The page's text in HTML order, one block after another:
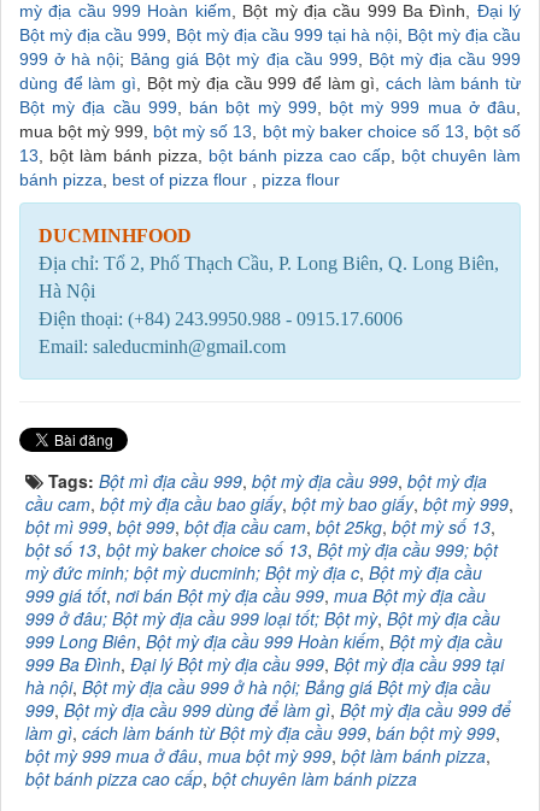
mỳ địa cầu 999 Hoàn kiếm , Bột mỳ địa cầu 999 Ba Đình, Đại lý
Bột mỳ địa cầu 999 Bột mỳ địa cầu 999 tại hà nội Bột mỳ địa cầu
999 ở hà nội; Bảng giá Bột mỳ địa cầu 999, Bột mỳ địa cầu 999
dùng để làm gì , Bột mỳ địa cầu 999 để làm gì, cách làm bánh từ
Bột mỳ địa cầu 999, bán bột mỳ 999, bột mỳ 999 mua ở đâu
mua bột mỳ 999, bột mỳ số 13 bột mỳ baker choice số 13
bột số
13 , bột làm bánh pizza, bột bánh pizza cao cấp
bột chuyên làm
bánh pizza
best of pizza flour pizza flour
DUCMINHFOOD
Địa chỉ: Tổ 2, Phố Thạch Cầu, P. Long Biên, Q. Long Biên,
Hà Nội
Điện thoại: (+84) 243.9950.988 - 0915.17.6006
Email: saleducminh@gmail.com
Tags: Bột mì địa cầu 999, bột mỳ địa cầu 999, bột mỳ địa
cầu cam, bột mỳ địa cầu bao giấy, bột mỳ bao giấy, bột mỳ 999,
bột mì 999, bột 999, bột địa cầu cam, bột 25kg, bột mỳ số 13,
bột số 13, bột mỳ baker choice số 13, Bột mỳ địa cầu 999; bột
mỳ đức minh; bột mỳ ducminh; Bột mỳ địa c, Bột mỳ địa cầu
999 giá tốt, nơi bán Bột mỳ địa cầu 999, mua Bột mỳ địa cầu
999 ở đâu; Bột mỳ địa cầu 999 loại tốt; Bột mỳ, Bột mỳ địa cầu
999 Long Biên, Bột mỳ địa cầu 999 Hoàn kiếm, Bột mỳ địa cầu
999 Ba Đình, Đại lý Bột mỳ địa cầu 999, Bột mỳ địa cầu 999 tại
hà nội, Bột mỳ địa cầu 999 ở hà nội; Bảng giá Bột mỳ địa cầu
999, Bột mỳ địa cầu 999 dùng để làm gì, Bột mỳ địa cầu 999 để
làm gì, cách làm bánh từ Bột mỳ địa cầu 999, bán bột mỳ 999,
bột mỳ 999 mua ở đâu, mua bột mỳ 999, bột làm bánh pizza,
bột bánh pizza cao cấp, bột chuyên làm bánh pizza